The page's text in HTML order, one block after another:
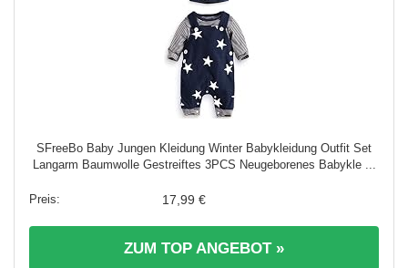
SFreeBo Baby Jungen Kleidung Winter Babykleidung Outfit Set
Langarm Baumwolle Gestreiftes 3PCS Neugeborenes Babykle ...
17,99 €
ZUM TOP ANGEBOT »